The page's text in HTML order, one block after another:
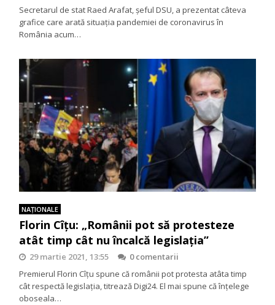
Secretarul de stat Raed Arafat, șeful DSU, a prezentat câteva
grafice care arată situația pandemiei de coronavirus în
România acum…
NAŢIONALE
Florin Cîțu: „Românii pot să protesteze
atât timp cât nu încalcă legislația’’
29 martie 2021, 13:55
0 comentarii
Premierul Florin Cîțu spune că românii pot protesta atâta timp
cât respectă legislația, titrează Digi24. El mai spune că înțelege
oboseala…